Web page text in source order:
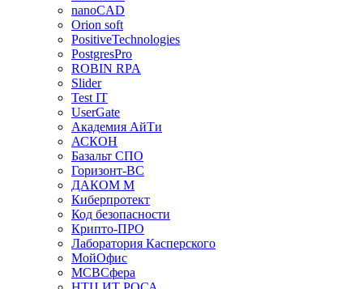
nanoCAD
Orion soft
PositiveTechnologies
PostgresPro
ROBIN RPA
Slider
Test IT
UserGate
Академия АйТи
АСКОН
Базальт СПО
Горизонт-ВС
ДАКОМ М
Киберпротект
Код безопасности
Крипто-ПРО
Лаборатория Касперского
МойОфис
МСВСфера